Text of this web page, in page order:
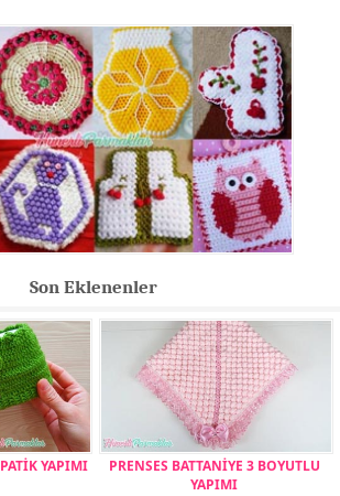
Son Eklenenler
YAPIMI
PRENSES BATTANİYE 3 BOYUTLU
YAPIMI